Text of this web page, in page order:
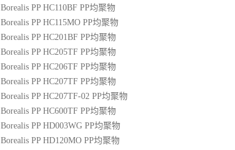
Borealis PP HC110BF PP均聚物
Borealis PP HC115MO PP均聚物
Borealis PP HC201BF PP均聚物
Borealis PP HC205TF PP均聚物
Borealis PP HC206TF PP均聚物
Borealis PP HC207TF PP均聚物
Borealis PP HC207TF-02 PP均聚物
Borealis PP HC600TF PP均聚物
Borealis PP HD003WG PP均聚物
Borealis PP HD120MO PP均聚物